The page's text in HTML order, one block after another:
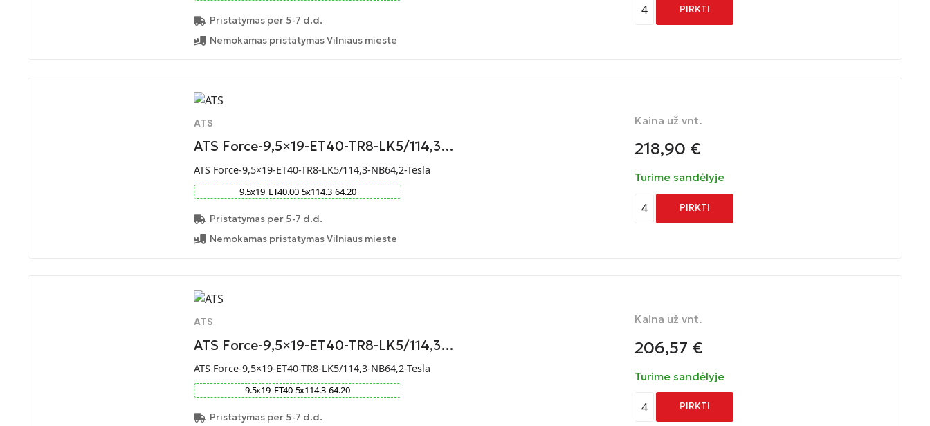
Pristatymas per 5-7 d.d.
Nemokamas pristatymas Vilniaus mieste
4 PIRKTI
ATS
ATS Force-9,5×19-ET40-TR8-LK5/114,3…
ATS Force-9,5×19-ET40-TR8-LK5/114,3-NB64,2-Tesla
9.5x19 ET40.00 5x114.3 64.20
Pristatymas per 5-7 d.d.
Nemokamas pristatymas Vilniaus mieste
Kaina už vnt.
218,90 €
Turime sandėlyje
4 PIRKTI
ATS
ATS Force-9,5×19-ET40-TR8-LK5/114,3…
ATS Force-9,5×19-ET40-TR8-LK5/114,3-NB64,2-Tesla
9.5x19 ET40 5x114.3 64.20
Pristatymas per 5-7 d.d.
Kaina už vnt.
206,57 €
Turime sandėlyje
4 PIRKTI